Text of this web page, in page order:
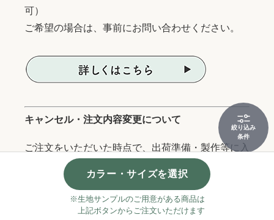
絞り込み
条件
カラー・サイズを選択
※生地サンプルのご用意がある商品は
上記ボタンからご注文いただけます
可）
ご希望の場合は、事前にお問い合わせください。
キャンセル・注文内容変更について
ご注文をいただいた時点で、出荷準備・製作等に入
りますので、原則キャンセルや注文内容の変更はで
きません。
状況によっては、お届け先住所などの変更も出来か
ねる場合がございますので、サイズ・品番・色・住